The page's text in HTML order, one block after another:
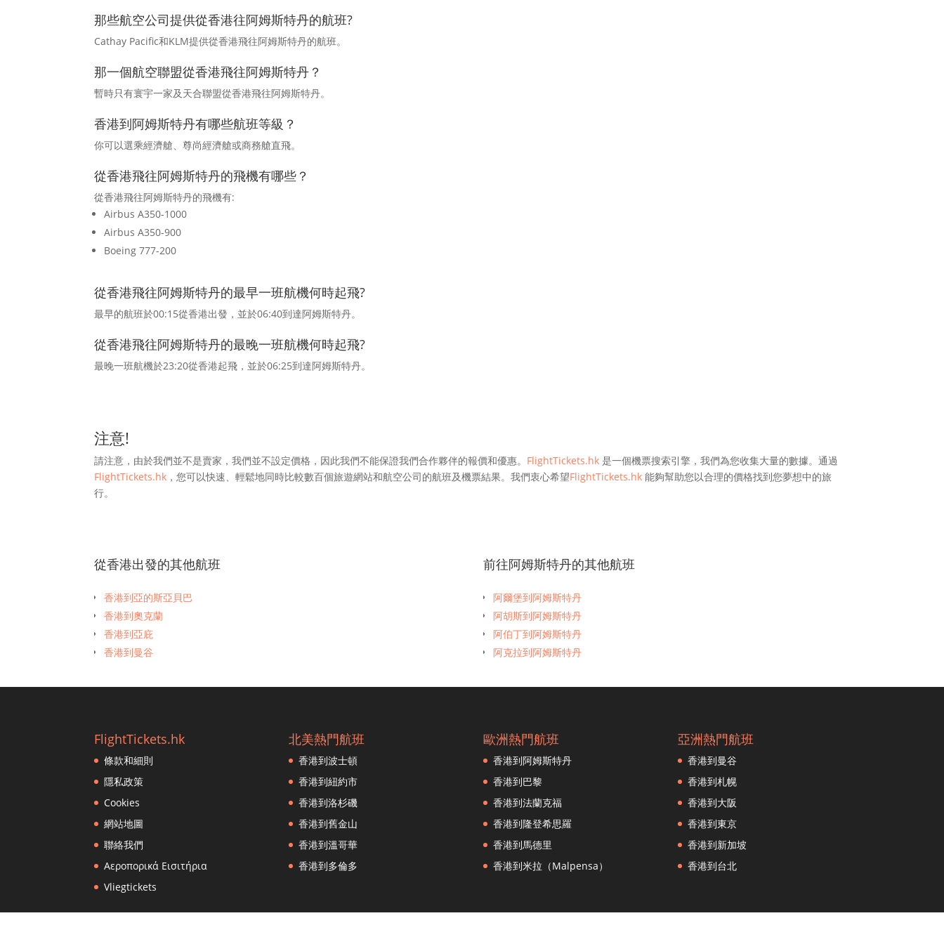
那些航空公司提供從香港往阿姆斯特丹的航班?
Cathay Pacific和KLM提供從香港飛往阿姆斯特丹的航班。
那一個航空聯盟從香港飛往阿姆斯特丹？
暫時只有寰宇一家及天合聯盟從香港飛往阿姆斯特丹。
香港到阿姆斯特丹有哪些航班等級？
你可以選乘經濟艙、尊尚經濟艙或商務艙直飛。
從香港飛往阿姆斯特丹的飛機有哪些？
從香港飛往阿姆斯特丹的飛機有:
Airbus A350-1000
Airbus A350-900
Boeing 777-200
從香港飛往阿姆斯特丹的最早一班航機何時起飛?
最早的航班於00:15從香港出發，並於06:40到達阿姆斯特丹。
從香港飛往阿姆斯特丹的最晚一班航機何時起飛?
最晚一班航機於23:20從香港起飛，並於06:25到達阿姆斯特丹。
注意!
請注意，由於我們並不是賣家，我們並不設定價格，因此我們不能保證我們合作夥伴的報價和優惠。 FlightTickets.hk 是一個機票搜索引擎，我們為您收集大量的數據。通過
FlightTickets.hk ，您可以快速、輕鬆地同時比較數百個旅遊網站和航空公司的航班及機票結果。我們衷心希望FlightTickets.hk 能夠幫助您以合理的價格找到您夢想中的旅
行。
從香港出發的其他航班
香港到亞的斯亞貝巴
香港到奧克蘭
香港到亞庇
香港到曼谷
香港到布里斯班
香港到文萊恩·穆拉（Brunei en Muara）
香港到廣州
香港到巴黎
香港到宿霧
香港到雅加達
香港到濟州市
香港到重慶
香港到清邁
前往阿姆斯特丹的其他航班
阿爾堡到阿姆斯特丹
阿胡斯到阿姆斯特丹
阿伯丁到阿姆斯特丹
阿克拉到阿姆斯特丹
伊士麥到阿姆斯特丹
阿利坎特到阿姆斯特丹
安曼到阿姆斯特丹
斯德哥爾摩（Arlanda）到阿姆斯特丹
雅典娜到阿姆斯特丹
亞特蘭大到阿姆斯特丹
奧斯丁到阿姆斯特丹
安塔利亞到阿姆斯特丹
FlightTickets.hk
條款和細則
隱私政策
Cookies
網站地圖
聯絡我們
Αεροπορικά Εισιτήρια
Vliegtickets
北美熱門航班
香港到波士頓
香港到紐約市
香港到洛杉磯
香港到舊金山
香港到溫哥華
香港到多倫多
歐洲熱門航班
香港到阿姆斯特丹
香港到巴黎
香港到法蘭克福
香港到隆登希思羅
香港到馬德里
香港到米拉（Malpensa）
亞洲熱門航班
香港到曼谷
香港到札幌
香港到大阪
香港到東京
香港到新加坡
香港到台北